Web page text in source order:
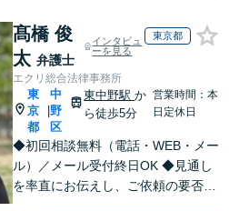
髙橋 俊
太 弁護士
インタビュ
ーを見る
東京都
エクリ総合法律事務所
東
京
都
中
野
区
東中野駅か
ら徒歩5分
営業時間：本
日定休日
◆初回相談無料（電話・WEB・メー
ル）／メール受付終日OK ◆見通し
を率直にお伝えし、ご依頼の要否も